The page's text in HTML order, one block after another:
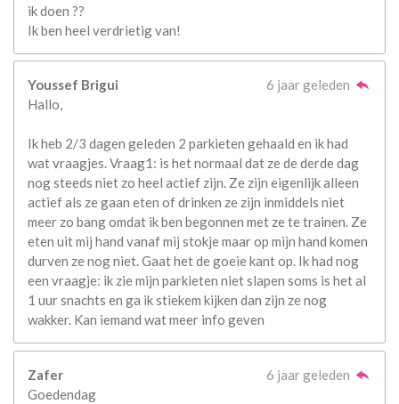
ik doen ??
Ik ben heel verdrietig van!
Youssef Brigui
6 jaar geleden
Hallo,
Ik heb 2/3 dagen geleden 2 parkieten gehaald en ik had
wat vraagjes. Vraag1: is het normaal dat ze de derde dag
nog steeds niet zo heel actief zijn. Ze zijn eigenlijk alleen
actief als ze gaan eten of drinken ze zijn inmiddels niet
meer zo bang omdat ik ben begonnen met ze te trainen. Ze
eten uit mij hand vanaf mij stokje maar op mijn hand komen
durven ze nog niet. Gaat het de goeie kant op. Ik had nog
een vraagje: ik zie mijn parkieten niet slapen soms is het al
1 uur snachts en ga ik stiekem kijken dan zijn ze nog
wakker. Kan iemand wat meer info geven
Zafer
6 jaar geleden
Goedendag